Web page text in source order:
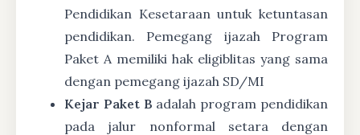
Pendidikan Kesetaraan untuk ketuntasan
pendidikan. Pemegang ijazah Program
Paket A memiliki hak eligiblitas yang sama
dengan pemegang ijazah SD/MI
Kejar Paket B adalah program pendidikan
pada jalur nonformal setara dengan